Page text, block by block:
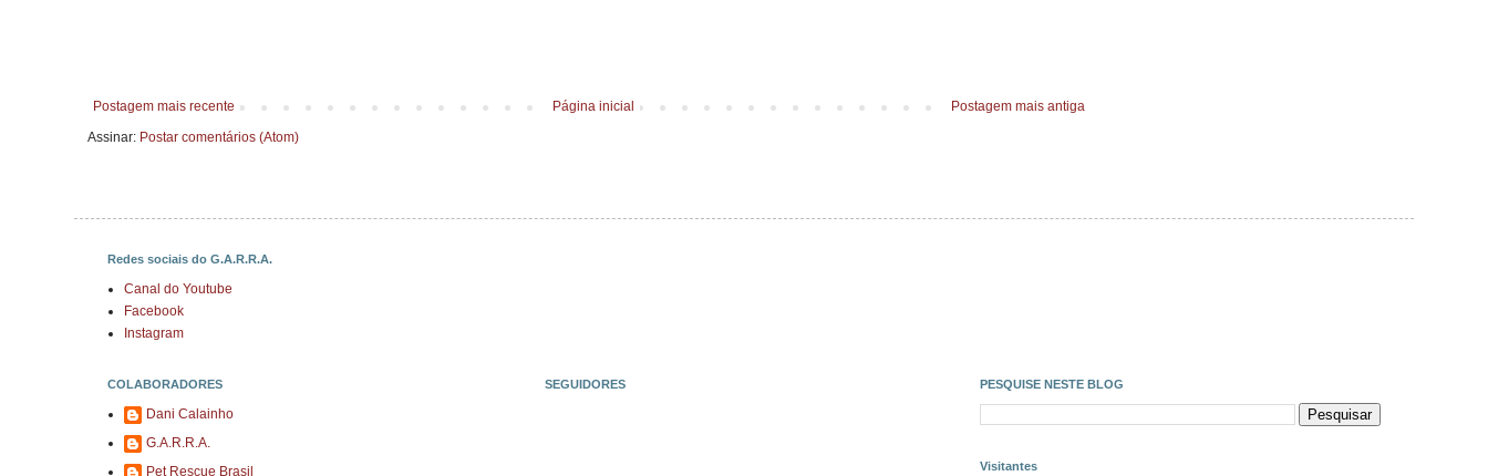
Postagem mais recente Postagem mais antiga
Página inicial
Assinar: Postar comentários (Atom)
Redes sociais do G.A.R.R.A.
Canal do Youtube
Facebook
Instagram
COLABORADORES
Dani Calainho
G.A.R.R.A.
Pet Rescue Brasil
SEGUIDORES PESQUISE NESTE BLOG
Visitantes